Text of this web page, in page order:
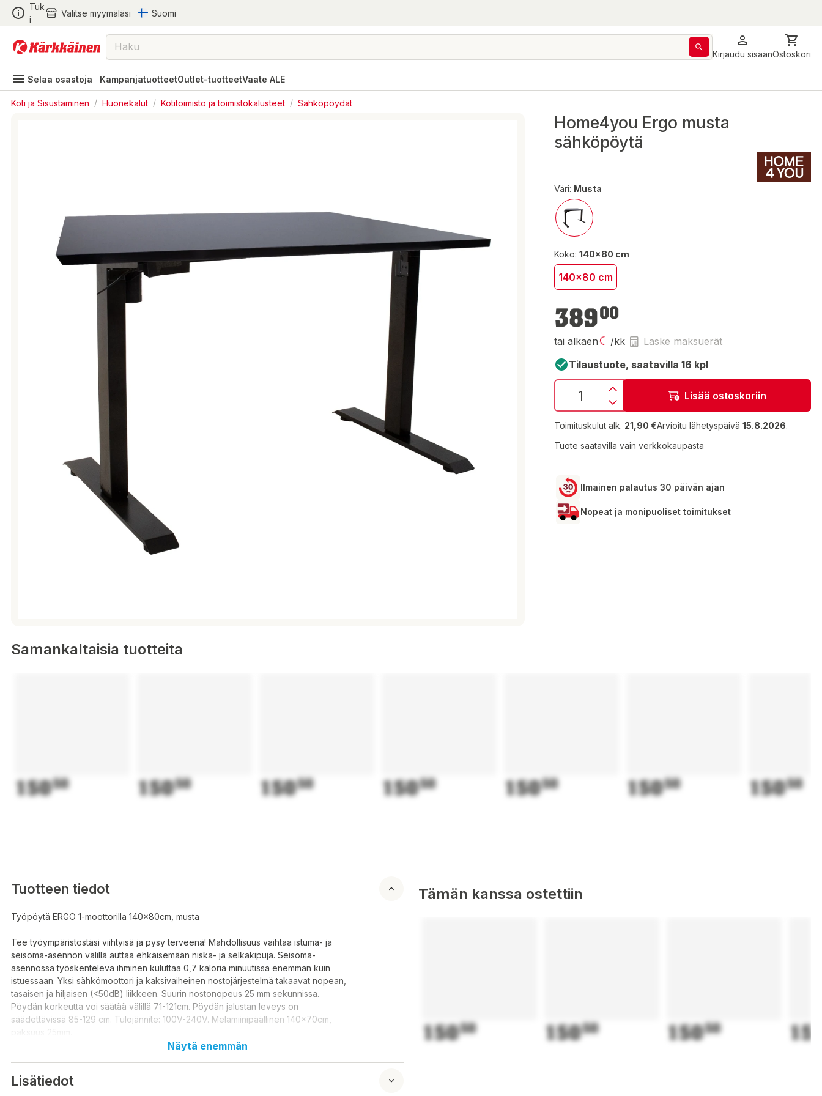
Tuk
i
Valitse myymäläsi Suomi
Kirjaudu sisäänOstoskori
Selaa osastoja KampanjatuotteetOutlet-tuotteetVaate ALE
Koti ja Sisustaminen / Huonekalut / Kotitoimisto ja toimistokalusteet / Sähköpöydät
Home4you Ergo musta
sähköpöytä
Väri: Musta
Koko: 140x80 cm
140x80 cm
38900
tai alkaen /kk
Laske maksuerät
Tilaustuote, saatavilla 16 kpl
Lisää ostoskoriin
Toimituskulut alk. 21,90 €Arvioitu lähetyspäivä 15.8.2026.
Tuote saatavilla vain verkkokaupasta
Ilmainen palautus 30 päivän ajan
Nopeat ja monipuoliset toimitukset
Samankaltaisia tuotteita
15050 15050 15050 15050 15050 15050 15050
Tuotteen tiedot
Työpöytä ERGO 1-moottorilla 140x80cm, musta
Tee työympäristöstäsi viihtyisä ja pysy terveenä! Mahdollisuus vaihtaa istuma- ja
seisoma-asennon välillä auttaa ehkäisemään niska- ja selkäkipuja. Seisoma-
asennossa työskentelevä ihminen kuluttaa 0,7 kaloria minuutissa enemmän kuin
istuessaan. Yksi sähkömoottori ja kaksivaiheinen nostojärjestelmä takaavat nopean,
tasaisen ja hiljaisen (<50dB) liikkeen. Suurin nostonopeus 25 mm sekunnissa.
Pöydän korkeutta voi säätää välillä 71-121cm. Pöydän jalustan leveys on
säädettävissä 85-129 cm. Tulojännite: 100V-240V. Melamiinipäällinen 140x70cm,
paksuus 25mm.
Näytä enemmän
Lisätiedot
Tämän kanssa ostettiin
15050 15050 15050